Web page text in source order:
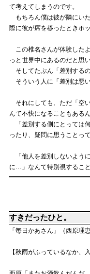
て考えてしまうのです。
もちろん僕は彼が隣にい
際に彼が席を移ったときホ
この椎名さんが体験した
っと世界中にあるのだと思
そしてたぶん「差別する
そういう人に「差別は悪
それにしても、ただ「空
んて不快になることもある
「差別する側にとっては
ったり、疑問に思うことっ
「他人を差別しないよう
に…」なんて特別視するこ
すきだったひと。
「毎日かあさん」（西原理
【秋雨がふっているなか、